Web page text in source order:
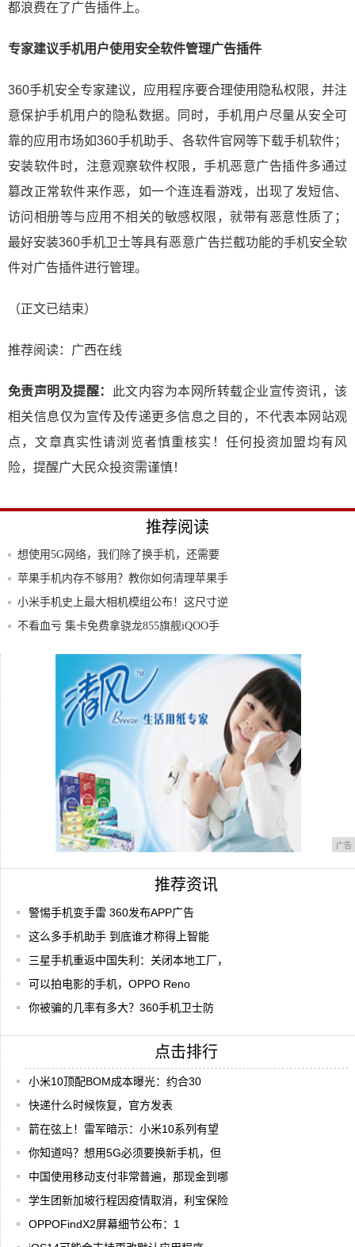
都浪费在了广告插件上。
专家建议手机用户使用安全软件管理广告插件
360手机安全专家建议，应用程序要合理使用隐私权限，并注
意保护手机用户的隐私数据。同时，手机用户尽量从安全可
靠的应用市场如360手机助手、各软件官网等下载手机软件；
安装软件时，注意观察软件权限，手机恶意广告插件多通过
篡改正常软件来作恶，如一个连连看游戏，出现了发短信、
访问相册等与应用不相关的敏感权限，就带有恶意性质了；
最好安装360手机卫士等具有恶意广告拦截功能的手机安全软
件对广告插件进行管理。
（正文已结束）
推荐阅读： 广西在线
免责声明及提醒：
此文内容为本网所转载企业宣传资讯，该
相关信息仅为宣传及传递更多信息之目的，不代表本网站观
点，文章真实性请浏览者慎重核实！任何投资加盟均有风
险，提醒广大民众投资需谨慎！
推荐阅读
想使用5G网络，我们除了换手机，还需要
换SI
苹果手机内存不够用？教你如何清理苹果手
机的内
小米手机史上最大相机模组公布！这尺寸逆
天了
不看血亏 集卡免费拿骁龙855旗舰iQOO手
19年公认的性价比最高的三款小米手机！用
广告
推荐资讯
警惕手机变手雷 360发布APP广告
这么多手机助手 到底谁才称得上智能
三星手机重返中国失利：关闭本地工厂，
可以拍电影的手机，OPPO Reno
你被骗的几率有多大？360手机卫士防
点击排行
小米10顶配BOM成本曝光：约合30
快递什么时候恢复，官方发表
箭在弦上！雷军暗示：小米10系列有望
你知道吗？想用5G必须要换新手机，但
中国使用移动支付非常普遍，那现金到哪
学生团新加坡行程因疫情取消，利宝保险
OPPOFindX2屏幕细节公布：1